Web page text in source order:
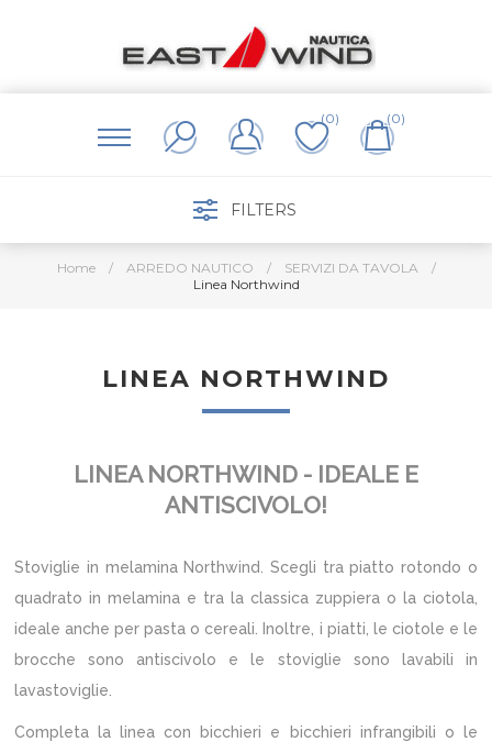
(0) (0)
FILTERS
Home / ARREDO NAUTICO / SERVIZI DA TAVOLA
/
Linea Northwind
LINEA NORTHWIND
LINEA NORTHWIND - IDEALE E
ANTISCIVOLO!
Stoviglie in melamina Northwind. Scegli tra piatto rotondo o
quadrato in melamina e tra la classica zuppiera o la ciotola,
ideale anche per pasta o cereali. Inoltre, i piatti, le ciotole e le
brocche sono antiscivolo e le stoviglie sono lavabili in
lavastoviglie.
Completa la linea con bicchieri e bicchieri infrangibili o le